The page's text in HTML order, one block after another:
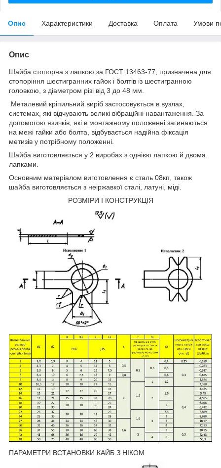
Опис Характеристики Доставка Оплата Умови
Опис
Шайба стопорна з лапкою за ГОСТ 13463-77, призначена для
стопоріння шестигранних гайок і болтів із шестигранною
головкою, з діаметром різі від 3 до 48 мм.
Металевий кріпильний виріб застосовується в вузлах,
системах, які відчувають великі вібраційні навантаження. За
допомогою язичків, які в монтажному положенні загинаються
на межі гайки або болта, відбувається надійна фіксація
метизів у потрібному положенні.
Шайба виготовляється у 2 виробах з однією лапкою й двома
лапками.
Основним матеріалом виготовлення є сталь 08кп, також
шайба виготовляється з неіржавкої сталі, латуні, міді.
РОЗМІРИ І КОНСТРУКЦІЯ
ПАРАМЕТРИ ВСТАНОВКИ КАЙБ З НІКОМ